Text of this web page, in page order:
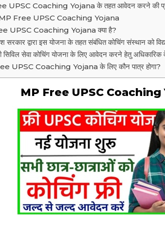
UPSC Coaching Yojana के तहत आवेदन करने की
Free UPSC Coaching Yojana
UPSC Coaching Yojana क्या है?
सरकार द्वारा इस योजना के तहत संबंधित कोचिंग संस्थान को
सेवा कोचिंग योजना के लिए आवेदन करने हेतु अधिकारिक
UPSC Coaching Yojana के लिए कौन पात्र होगा?
MP Free UPSC Coaching